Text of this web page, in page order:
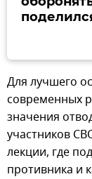
Для лучшего
современных
значения
участников
лекции, где
противника и